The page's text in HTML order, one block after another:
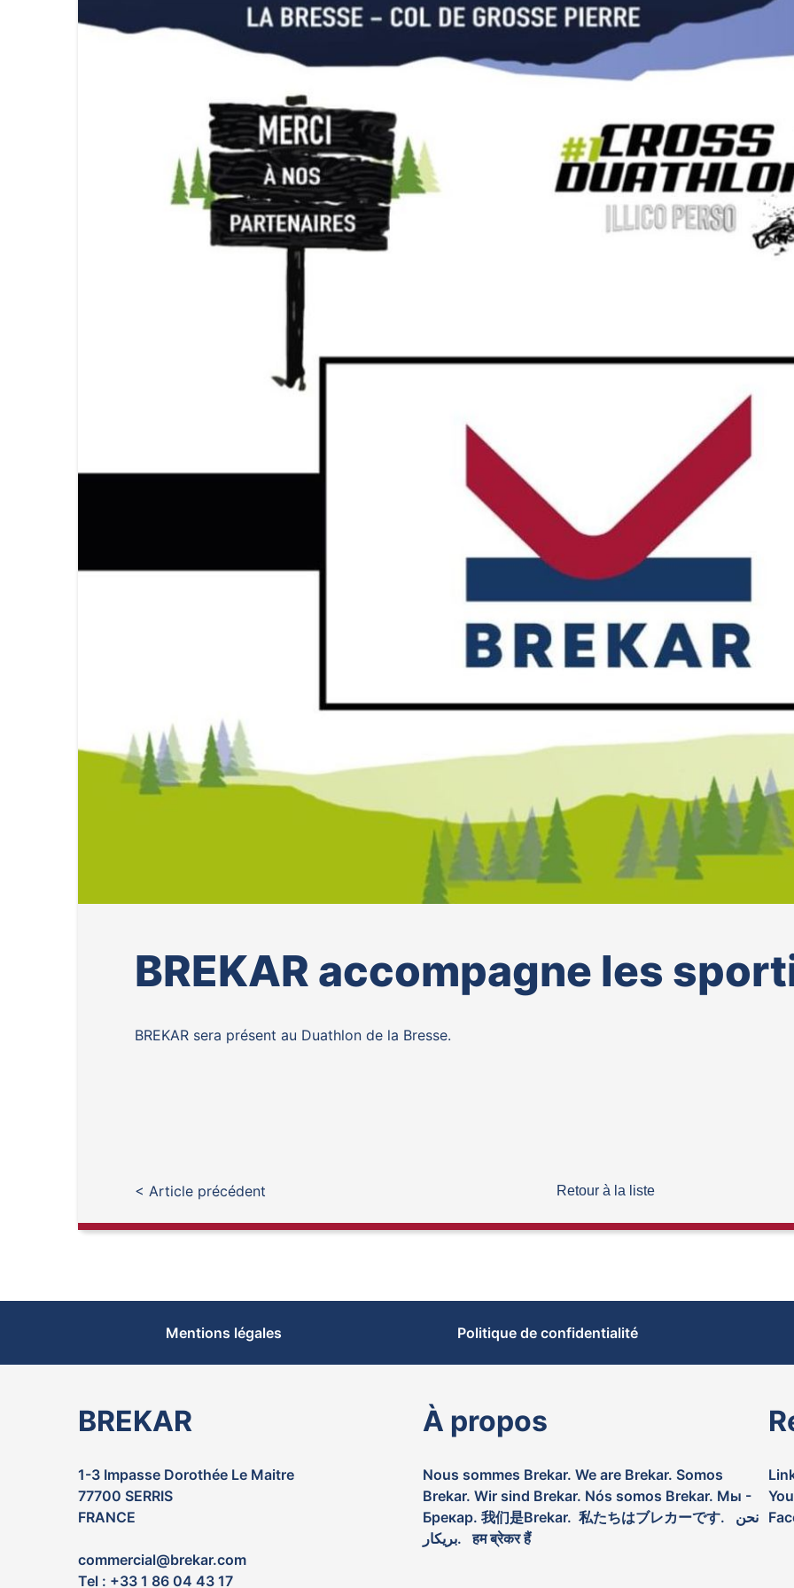
BREKAR accompagne les
BREKAR sera présent au Duathlon de la Bresse.
< Article précédent Retour à la liste
Mentions légales Politique de confidentialité
BREKAR
1-3 Impasse Dorothée Le Maitre
77700 SERRIS
FRANCE
commercial@brekar.com
Tel : +33 1 86 04 43 17
À propos
Nous sommes Brekar. We are Brekar. Somos
Brekar. Wir sind Brekar. Nós somos Brekar. Мы -
Брекар. 我们是Brekar. 私たちはブレカーです. نحن
بريكار. हम ब्रेकर हैं